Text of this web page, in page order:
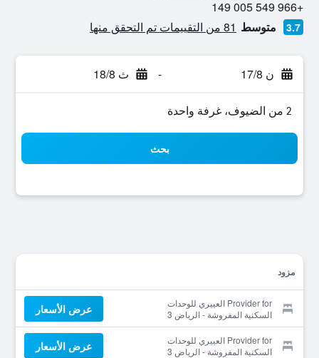
+966 549 005 149
3.7 متوسط 81 من التقييمات تم التحقق منها
ن 17/8 - ث 18/8
2 من الضيوف، غرفة واحدة
بحث
مزود
Provider for العييري للوحدات
السكنية المفروشة - الرياض 3
عرض الأسعار
Provider for العييري للوحدات
السكنية المفروشة - الرياض 3
عرض الأسعار